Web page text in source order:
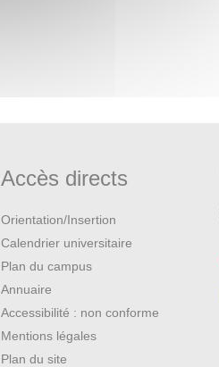
Accès directs
Orientation/Insertion
Calendrier universitaire
Plan du campus
Annuaire
Accessibilité : non conforme
Mentions légales
Plan du site